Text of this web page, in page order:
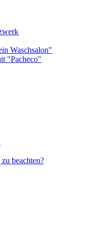
Waschsalon"
"Pacheco"
beachten?